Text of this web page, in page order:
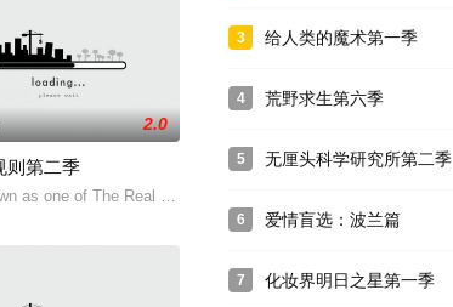
使走上談婚論嫁之路，終也未必開花結果。
2.0
则第二季
as one of The Real Housewives
3 给人类的魔术第一季
4 荒野求生第六季
5 无厘头科学研究所第二季
6 爱情盲选：波兰篇
7 化妆界明日之星第一季